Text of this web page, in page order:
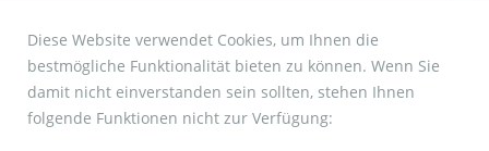
Leinen für Stickmotiv LIEBE
Diese Website verwendet Cookies, um Ihnen die
bestmögliche Funktionalität bieten zu können. Wenn Sie
damit nicht einverstanden sein sollten, stehen Ihnen
folgende Funktionen nicht zur Verfügung: